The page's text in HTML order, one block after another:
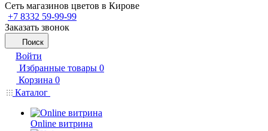
Сеть магазинов цветов в Кирове
+7 8332 59-99-99
Заказать звонок
Поиск
Войти
Избранные товары 0
Корзина 0
Каталог
Online витрина